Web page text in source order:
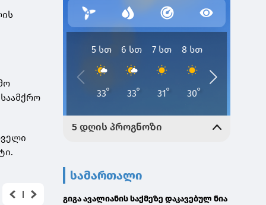
სამართალი
გიგა ავალიანის საქმეზე დაკავებულ ნია